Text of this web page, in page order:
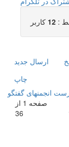
:
12 کاربر
ارسال جديد
چاپ
انجمنهای گفتگو
صفحه 1 از
36